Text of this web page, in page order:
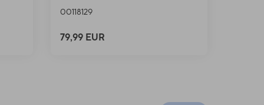
00118129
79,99 EUR